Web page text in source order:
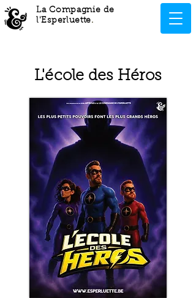
La Compagnie de
l'Esperluette.
L'école des Héros